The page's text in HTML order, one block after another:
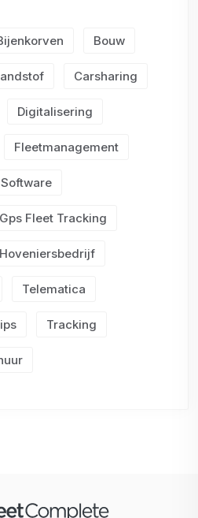
Bouw
Carsharing
Digitalisering
Fleetmanagement
Gps Fleet Tracking
Hoveniersbedrijf
Telematica
Tracking